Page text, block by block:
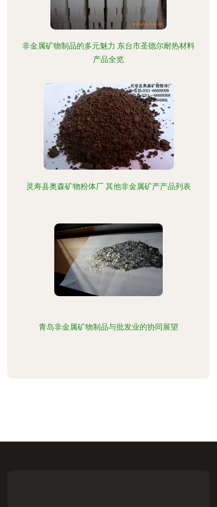
非金属矿物制品的多元魅力 东台市圣德尔耐热材料
产品全览
灵寿县奥森矿物粉体厂 其他非金属矿产产品列表
青岛非金属矿物制品与批发业的协同展望